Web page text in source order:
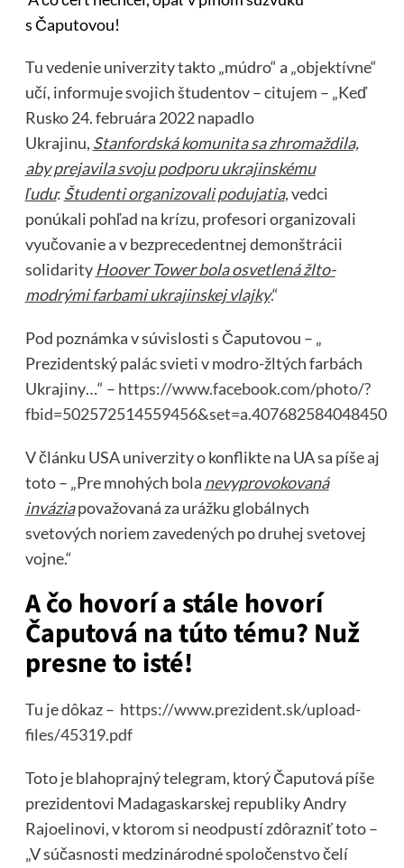
s Čaputovou!
Tu vedenie univerzity takto „múdro“ a „objektívne“
učí, informuje svojich študentov – citujem – „Keď
Rusko 24. februára 2022 napadlo
Ukrajinu, Stanfordská komunita sa zhromaždila,
aby prejavila svoju podporu ukrajinskému
ľudu: Študenti organizovali podujatia, vedci
ponúkali pohľad na krízu, profesori organizovali
vyučovanie a v bezprecedentnej demonštrácii
solidarity Hoover Tower bola osvetlená žlto-
modrými farbami ukrajinskej vlajky.“
Pod poznámka v súvislosti s Čaputovou – „
Prezidentský palác svieti v modro-žltých farbách
Ukrajiny…“ – https://www.facebook.com/photo/?
fbid=502572514559456&set=a.407682584048450
V článku USA univerzity o konflikte na UA sa píše aj
toto – „Pre mnohých bola nevyprovokovaná
inváziapovažovaná za urážku globálnych
svetových noriem zavedených po druhej svetovej
vojne.“
A čo hovorí a stále hovorí
Čaputová na túto tému? Nuž
presne to isté!
Tu je dôkaz – https://www.prezident.sk/upload-
files/45319.pdf
Toto je blahoprajný telegram, ktorý Čaputová píše
prezidentovi Madagaskarskej republiky Andry
Rajoelinovi, v ktorom si neodpustí zdôrazniť toto –
„V súčasnosti medzinárodné spoločenstvo čelí